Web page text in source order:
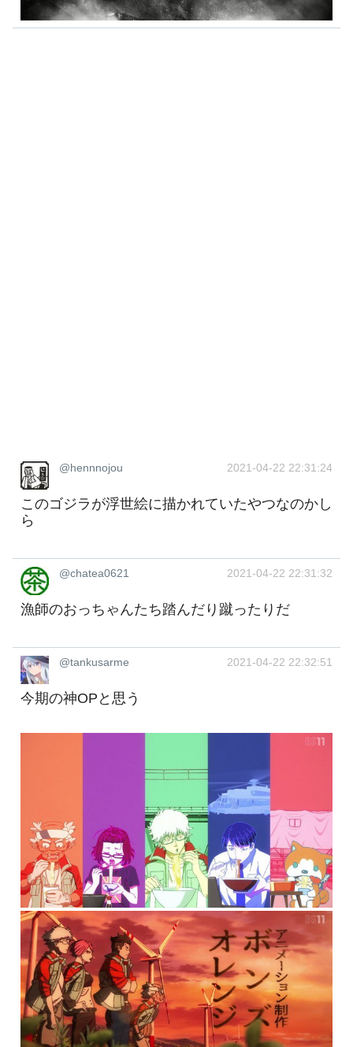
@hennnojou 2021-04-22 22:31:24
このゴジラが浮世絵に描かれていたやつなのかし
ら
@chatea0621 2021-04-22 22:31:32
漁師のおっちゃんたち踏んだり蹴ったりだ
@tankusarme 2021-04-22 22:32:51
今期の神OPと思う